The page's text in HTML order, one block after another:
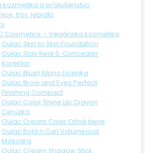
kozmetika a príslušenstvo
trsy, lepidlo
Cosmetics – Vegánska kozmetika
Oulac Skin to Skin Foundation
Oulac Stay Real S. Concealer
Korektor
Oulac Blush Mono Lícenka
Oulac Brow and Eyes Perfect
Finishing Compact
Oulac Color Shine Lip Crayon
Ceruzka
Oulac Cream Color Očné tiene
Oulac Bold n Curl Voluminous
Mascara
Oulac Cream Shadow Stick